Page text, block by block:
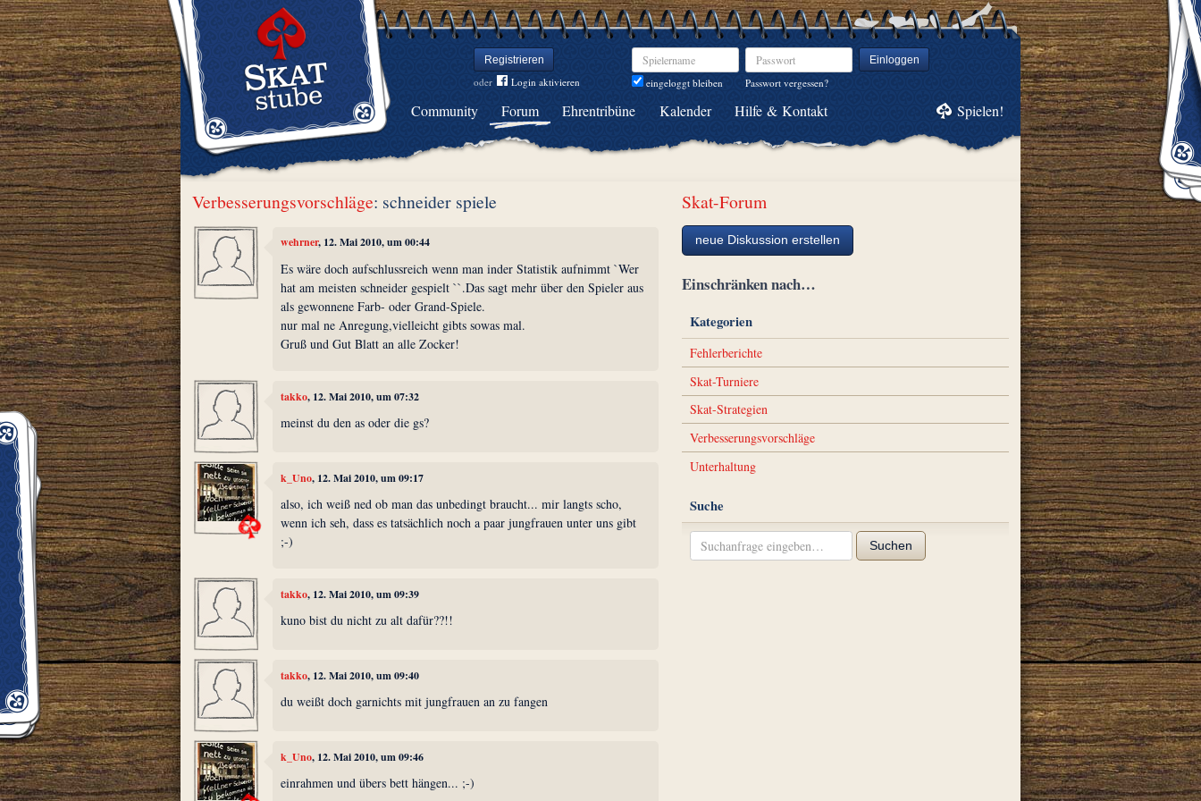
Registrieren
oder Login aktivieren
Spielername
eingeloggt bleiben
Passwort Einloggen
Passwort vergessen?
Community Forum Ehrentribüne Kalender Hilfe & Kontakt Spielen!
Verbesserungsvorschläge: schneider spiele
wehrner, 12. Mai 2010, um 00:44
Es wäre doch aufschlussreich wenn man inder Statistik aufnimmt `Wer
hat am meisten schneider gespielt ``.Das sagt mehr über den Spieler aus
als gewonnene Farb- oder Grand-Spiele.
nur mal ne Anregung,vielleicht gibts sowas mal.
Gruß und Gut Blatt an alle Zocker!
takko, 12. Mai 2010, um 07:32
meinst du den as oder die gs?
k_Uno, 12. Mai 2010, um 09:17
also, ich weiß ned ob man das unbedingt braucht... mir langts scho,
wenn ich seh, dass es tatsächlich noch a paar jungfrauen unter uns gibt
;-)
takko, 12. Mai 2010, um 09:39
kuno bist du nicht zu alt dafür??!!
takko, 12. Mai 2010, um 09:40
du weißt doch garnichts mit jungfrauen an zu fangen
k_Uno, 12. Mai 2010, um 09:46
einrahmen und übers bett hängen... ;-)
Skat-Forum
neue Diskussion erstellen
Einschränken nach…
Kategorien
Fehlerberichte
Skat-Turniere
Skat-Strategien
Verbesserungsvorschläge
Unterhaltung
Suche
Suchen